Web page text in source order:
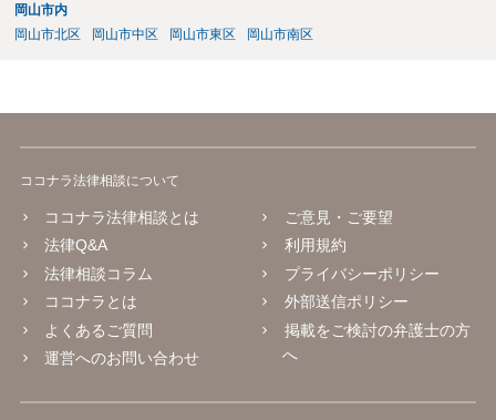
岡山市内
岡山市北区
岡山市中区 岡山市東区 岡山市南区
ココナラ法律相談について
ココナラ法律相談とは
法律Q&A
法律相談コラム
ココナラとは
よくあるご質問
運営へのお問い合わせ
ご意見・ご要望
利用規約
プライバシーポリシー
外部送信ポリシー
掲載をご検討の弁護士の方
へ